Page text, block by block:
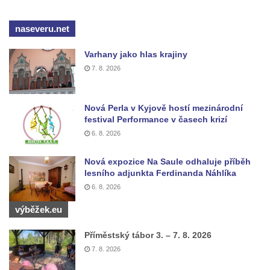
Hrob vojáků Rudé armády na hřbitově v
Hrob Jiřího Dovhomilji na hřbitově v
Račicích
Račicích
Hrob Josefa Moravce a Miroslava Moravce
Pomník obětem válek na hřbitově v Dobříni
Pomník obětem 1. světové války v Lužici
Kenotaf Josefa Matese na hřbitově v Lužici
hřbitově v Lužici
Kenotaf Emila Miksche na hřbitově v Lužici
naseveru.net
Varhany jako hlas krajiny
7. 8. 2026
Nová Perla v Kyjově hostí mezinárodní
festival Performance v časech krizí
6. 8. 2026
Nová expozice Na Saule odhaluje příběh
lesního adjunkta Ferdinanda Náhlíka
6. 8. 2026
výběžek.eu
Příměstský tábor 3. – 7. 8. 2026
7. 8. 2026